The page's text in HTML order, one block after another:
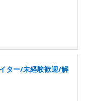
ター/未経験歓迎/解